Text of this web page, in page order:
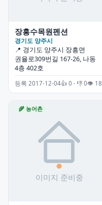
장흥수목원펜션
경기도 양주시
📍 경기도 양주시 장흥면
권율로309번길 167-26, 나동
4층 402호
등록 2017-12-04👍 0 · 👎 0👁 18
🌾 농어촌